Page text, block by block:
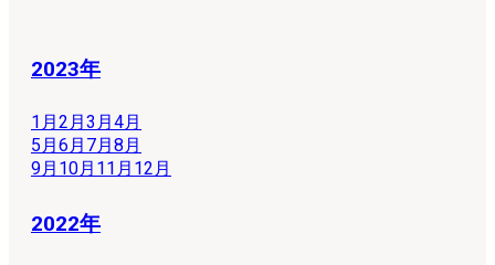
2023年
1月2月3月4月
5月6月 7月8月
9月 10月 11月 12月
2022年